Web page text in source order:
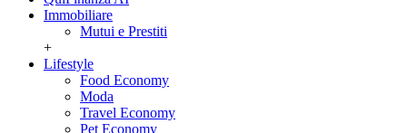
Immobiliare
Mutui e Prestiti
+
Lifestyle
Food Economy
Moda
Travel Economy
Pet Economy